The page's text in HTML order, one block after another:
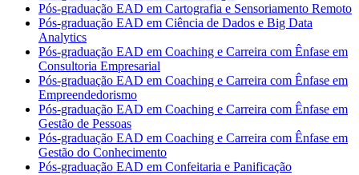
Pós-graduação EAD em Cartografia e Sensoriamento Remoto
Pós-graduação EAD em Ciência de Dados e Big Data
Analytics
Pós-graduação EAD em Coaching e Carreira com Ênfase em
Consultoria Empresarial
Pós-graduação EAD em Coaching e Carreira com Ênfase em
Empreendedorismo
Pós-graduação EAD em Coaching e Carreira com Ênfase em
Gestão de Pessoas
Pós-graduação EAD em Coaching e Carreira com Ênfase em
Gestão do Conhecimento
Pós-graduação EAD em Confeitaria e Panificação